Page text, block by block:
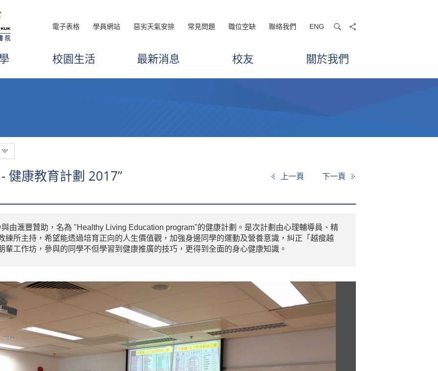
電子表格 學員網站 惡劣天氣安排 常見問題 職位空缺 聯絡我們 ENG searchshare
校園生活 最新消息 校友 關於我們
健康教育計劃 2017” 上一頁 下一頁
由滙豐贊助，名為 "Healthy Living Education program"的健康計劃。是次計劃由心理輔導員、精
練所主持，希望能透過培育正向的人生價值觀，加強身邊同學的運動及營養意識，糾正「越瘦越
輩工作坊，參與的同學不但學習到健康推廣的技巧，更得到全面的身心健康知識。